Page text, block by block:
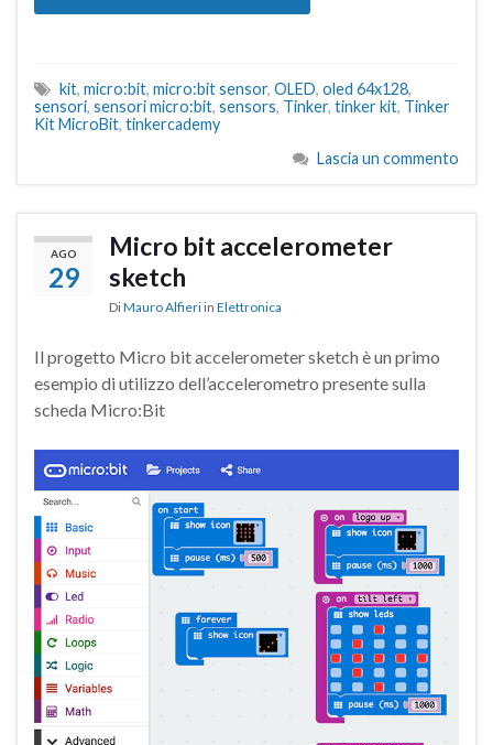
kit, micro:bit, micro:bit sensor, OLED, oled 64x128,
sensori, sensori micro:bit, sensors, Tinker, tinker kit, Tinker
Kit MicroBit, tinkercademy
Lascia un commento
AGO
29
Micro bit accelerometer
sketch
DiMauro Alfieri in Elettronica
Il progetto Micro bit accelerometer sketch è un primo
esempio di utilizzo dell’accelerometro presente sulla
scheda Micro:Bit